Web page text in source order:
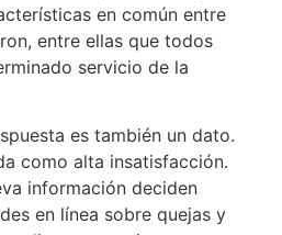
en común entre
entre ellas que todos
servicio de la
es también un dato.
como alta insatisfacción.
información deciden
en línea sobre quejas y